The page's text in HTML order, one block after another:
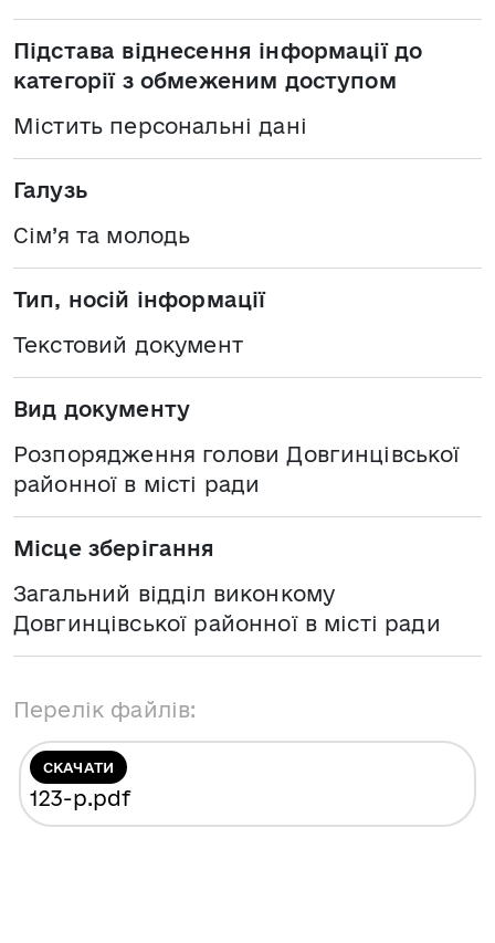
Підстава віднесення інформації до
категорії з обмеженим доступом
Містить персональні дані
Галузь
Сім’я та молодь
Тип, носій інформації
Текстовий документ
Вид документу
Розпорядження голови Довгинцівської
районної в місті ради
Місце зберігання
Загальний відділ виконкому
Довгинцівської районної в місті ради
Перелік файлів:
СКАЧАТИ
123-р.pdf